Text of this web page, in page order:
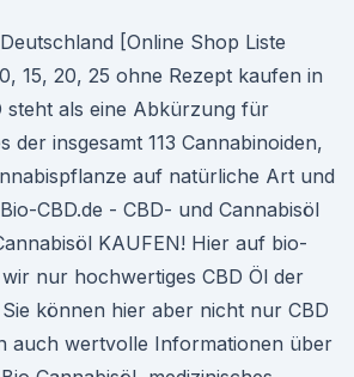
[Online Shop Liste
15, 20, 25 ohne Rezept kaufen in
steht als eine Abkürzung für
der insgesamt 113 Cannabinoiden,
auf natürliche Art und
CBD.de - CBD- und Cannabisöl
KAUFEN! Hier auf bio-
nur hochwertiges CBD Öl der
können hier aber nicht nur CBD
auch wertvolle Informationen über